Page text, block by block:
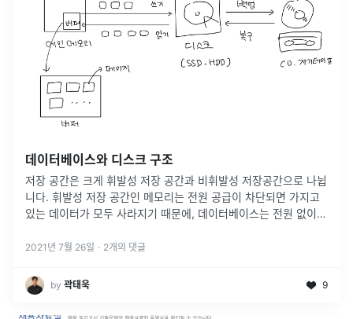
데이터베이스와 디스크 구조
저장 공간은 크게 휘발성 저장 공간과 비휘발성 저장공간으로 나뉩
니다. 휘발성 저장 공간인 메모리는 전원 공급이 차단되면 가지고
있는 데이터가 모두 사라지기 때문에, 데이터베이스는 전원 없이도
HDD)에...
2021년 7월 26일 · 2개의 댓글
by 곽태욱 9